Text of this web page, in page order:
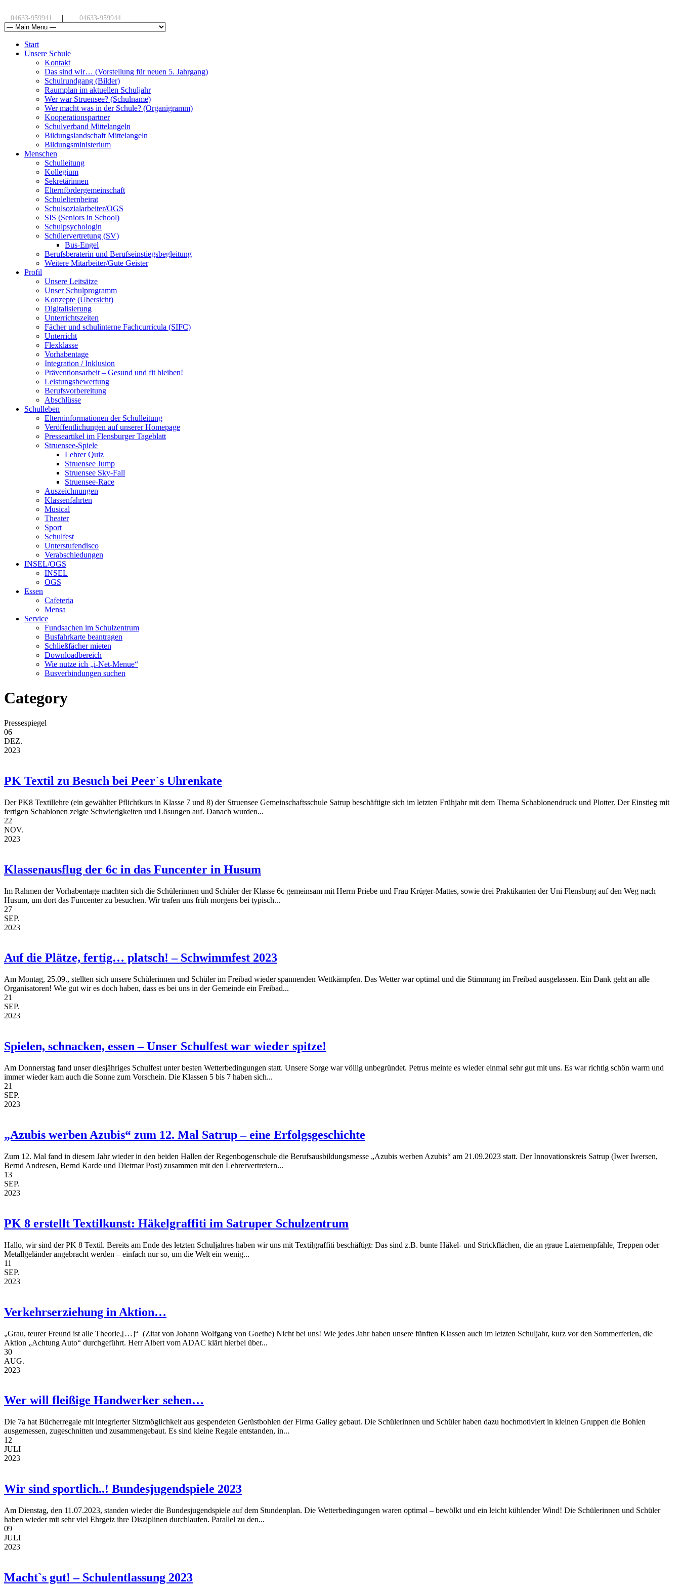
04633-959941 | 04633-959944
Start
Unsere Schule
Kontakt
Das sind wir… (Vorstellung für neuen 5. Jahrgang)
Schulrundgang (Bilder)
Raumplan im aktuellen Schuljahr
Wer war Struensee? (Schulname)
Wer macht was in der Schule? (Organigramm)
Kooperationspartner
Schulverband Mittelangeln
Bildungslandschaft Mittelangeln
Bildungsministerium
Menschen
Schulleitung
Kollegium
Sekretärinnen
Elternfördergemeinschaft
Schulelternbeirat
Schulsozialarbeiter/OGS
SIS (Seniors in School)
Schulpsychologin
Schülervertretung (SV)
Bus-Engel
Berufsberaterin und Berufseinstiegsbegleitung
Weitere Mitarbeiter/Gute Geister
Profil
Unsere Leitsätze
Unser Schulprogramm
Konzepte (Übersicht)
Digitalisierung
Unterrichtszeiten
Fächer und schulinterne Fachcurricula (SIFC)
Unterricht
Flexklasse
Vorhabentage
Integration / Inklusion
Präventionsarbeit – Gesund und fit bleiben!
Leistungsbewertung
Berufsvorbereitung
Abschlüsse
Schulleben
Elterninformationen der Schulleitung
Veröffentlichungen auf unserer Homepage
Presseartikel im Flensburger Tageblatt
Struensee-Spiele
Lehrer Quiz
Struensee Jump
Struensee Sky-Fall
Struensee-Race
Auszeichnungen
Klassenfahrten
Musical
Theater
Sport
Schulfest
Unterstufendisco
Verabschiedungen
INSEL/OGS
INSEL
OGS
Essen
Cafeteria
Mensa
Service
Fundsachen im Schulzentrum
Busfahrkarte beantragen
Schließfächer mieten
Downloadbereich
Wie nutze ich „i-Net-Menue“
Busverbindungen suchen
Category
Pressespiegel
06
DEZ.
2023
PK Textil zu Besuch bei Peer`s Uhrenkate
Der PK8 Textillehre (ein gewählter Pflichtkurs in Klasse 7 und 8) der Struensee Gemeinschaftsschule Satrup beschäftigte sich im letzten Frühjahr mit dem Thema Schablonendruck und Plotter. Der Einstieg mit
fertigen Schablonen zeigte Schwierigkeiten und Lösungen auf. Danach wurden...
22
NOV.
2023
Klassenausflug der 6c in das Funcenter in Husum
Im Rahmen der Vorhabentage machten sich die Schülerinnen und Schüler der Klasse 6c gemeinsam mit Herrn Priebe und Frau Krüger-Mattes, sowie drei Praktikanten der Uni Flensburg auf den Weg nach
Husum, um dort das Funcenter zu besuchen. Wir trafen uns früh morgens bei typisch...
27
SEP.
2023
Auf die Plätze, fertig… platsch! – Schwimmfest 2023
Am Montag, 25.09., stellten sich unsere Schülerinnen und Schüler im Freibad wieder spannenden Wettkämpfen. Das Wetter war optimal und die Stimmung im Freibad ausgelassen. Ein Dank geht an alle
Organisatoren! Wie gut wir es doch haben, dass es bei uns in der Gemeinde ein Freibad...
21
SEP.
2023
Spielen, schnacken, essen – Unser Schulfest war wieder spitze!
Am Donnerstag fand unser diesjähriges Schulfest unter besten Wetterbedingungen statt. Unsere Sorge war völlig unbegründet. Petrus meinte es wieder einmal sehr gut mit uns. Es war richtig schön warm und
immer wieder kam auch die Sonne zum Vorschein. Die Klassen 5 bis 7 haben sich...
21
SEP.
2023
„Azubis werben Azubis“ zum 12. Mal Satrup – eine Erfolgsgeschichte
Zum 12. Mal fand in diesem Jahr wieder in den beiden Hallen der Regenbogenschule die Berufsausbildungsmesse „Azubis werben Azubis“ am 21.09.2023 statt. Der Innovationskreis Satrup (Iwer Iwersen,
Bernd Andresen, Bernd Karde und Dietmar Post) zusammen mit den Lehrervertretern...
13
SEP.
2023
PK 8 erstellt Textilkunst: Häkelgraffiti im Satruper Schulzentrum
Hallo, wir sind der PK 8 Textil. Bereits am Ende des letzten Schuljahres haben wir uns mit Textilgraffiti beschäftigt: Das sind z.B. bunte Häkel- und Strickflächen, die an graue Laternenpfähle, Treppen oder
Metallgeländer angebracht werden – einfach nur so, um die Welt ein wenig...
11
SEP.
2023
Verkehrserziehung in Aktion…
„Grau, teurer Freund ist alle Theorie,[…]“ (Zitat von Johann Wolfgang von Goethe) Nicht bei uns! Wie jedes Jahr haben unsere fünften Klassen auch im letzten Schuljahr, kurz vor den Sommerferien, die
Aktion „Achtung Auto“ durchgeführt. Herr Albert vom ADAC klärt hierbei über...
30
AUG.
2023
Wer will fleißige Handwerker sehen…
Die 7a hat Bücherregale mit integrierter Sitzmöglichkeit aus gespendeten Gerüstbohlen der Firma Galley gebaut. Die Schülerinnen und Schüler haben dazu hochmotiviert in kleinen Gruppen die Bohlen
ausgemessen, zugeschnitten und zusammengebaut. Es sind kleine Regale entstanden, in...
12
JULI
2023
Wir sind sportlich..! Bundesjugendspiele 2023
Am Dienstag, den 11.07.2023, standen wieder die Bundesjugendspiele auf dem Stundenplan. Die Wetterbedingungen waren optimal – bewölkt und ein leicht kühlender Wind! Die Schülerinnen und Schüler
haben wieder mit sehr viel Ehrgeiz ihre Disziplinen durchlaufen. Parallel zu den...
09
JULI
2023
Macht`s gut! – Schulentlassung 2023